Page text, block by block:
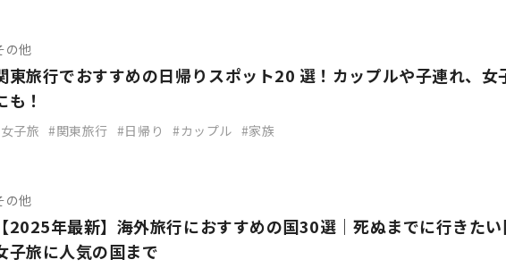
の他
東旅行でおすすめの日帰りスポット20 選！カップルや子連れ、女
も！
女子旅 関東旅行 日帰り カップル 家族
の他
【2025年最新】海外旅行におすすめの国30選｜死ぬまでに行きたい
子旅に人気の国まで